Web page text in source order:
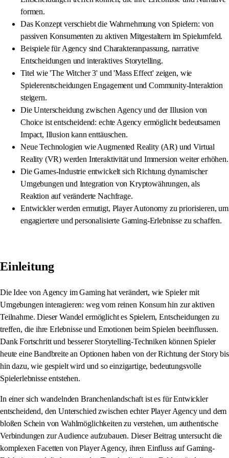
formen.
Das Konzept verschiebt die Wahrnehmung von Spielern: von
passiven Konsumenten zu aktiven Mitgestaltern im Spielumfeld.
Beispiele für Agency sind Charakteranpassung, narrative
Entscheidungen und interaktives Storytelling.
Titel wie 'The Witcher 3' und 'Mass Effect' zeigen, wie
Spielerentscheidungen Engagement und Community-Interaktion
steigern.
Die Unterscheidung zwischen Agency und der Illusion von
Choice ist entscheidend: echte Agency ermöglicht bedeutsamen
Impact, Illusion kann enttäuschen.
Neue Technologien wie Augmented Reality (AR) und Virtual
Reality (VR) werden Interaktivität und Immersion weiter erhöhen.
Die Games-Industrie entwickelt sich Richtung dynamischer
Umgebungen und Integration von Kryptowährungen, als
Reaktion auf veränderte Nachfrage.
Entwickler werden ermutigt, Player Autonomy zu priorisieren, um
engagiertere und personalisierte Gaming-Erlebnisse zu schaffen.
Einleitung
Die Idee von Agency im Gaming hat verändert, wie Spieler mit
Umgebungen interagieren: weg vom reinen Konsum hin zur aktiven
Teilnahme. Dieser Wandel ermöglicht es Spielern, Entscheidungen zu
treffen, die ihre Erlebnisse und Emotionen beim Spielen beeinflussen.
Dank Fortschritt und besserer Storytelling-Techniken können Spieler
heute eine Bandbreite an Optionen haben von der Richtung der Story bis
hin dazu, wie gespielt wird und so einzigartige, bedeutungsvolle
Spielerlebnisse entstehen.
In einer sich wandelnden Branchenlandschaft ist es für Entwickler
entscheidend, den Unterschied zwischen echter Player Agency und dem
bloßen Schein von Wahlmöglichkeiten zu verstehen, um authentische
Verbindungen zur Audience aufzubauen. Dieser Beitrag untersucht die
komplexen Facetten von Player Agency, ihren Einfluss auf Gaming-